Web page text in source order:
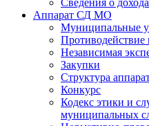
Сведения о
Аппарат СД МО
Муниципальные
Противодействие
Независимая
Закупки
Структура
Конкурс
Кодекс этики и
муниципальных